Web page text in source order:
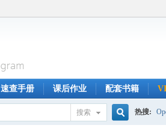
速查手册 课后作业 配套书籍
搜索 热搜: